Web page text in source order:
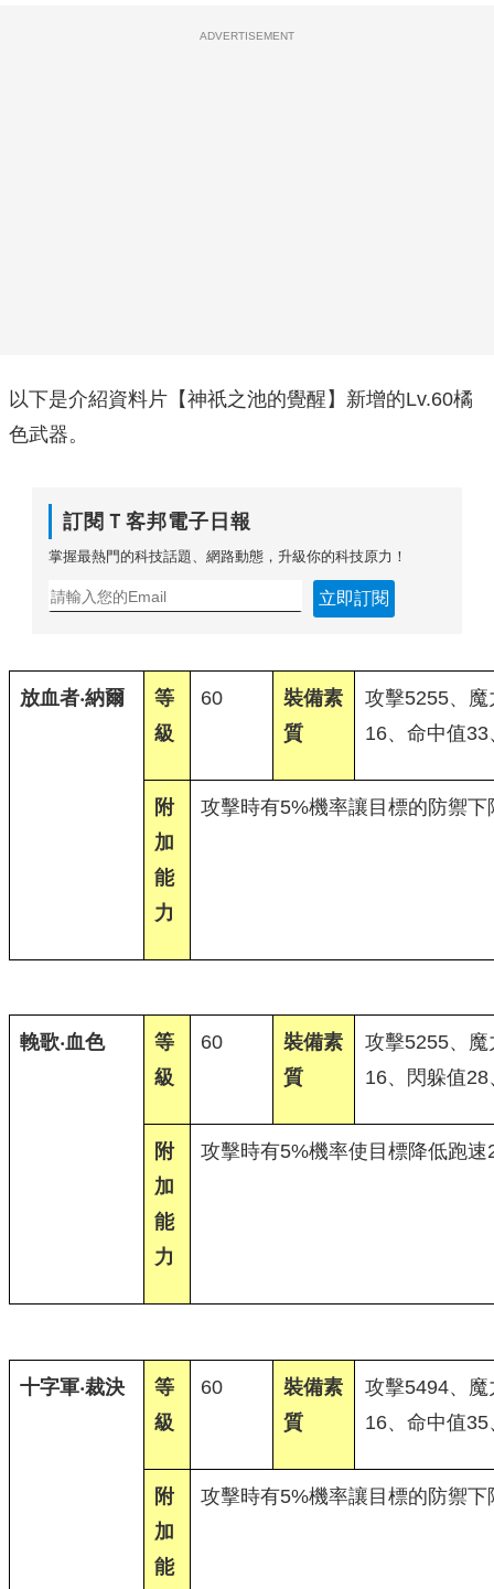
ADVERTISEMENT
以下是介紹資料片【神祇之池的覺醒】新增的Lv.60橘
色武器。
訂閱Ｔ客邦電子日報
掌握最熱門的科技話題、網路動態，升級你的科技原力！
立即訂閱
放血者‧納爾
等
級
60
裝備素
質
攻擊5255、
16、命中值
附
加
能
力
攻擊時有5%機率讓目標的防禦
輓歌‧血色
等
級
60
裝備素
質
攻擊5255、
16、閃躲值
附
加
能
力
攻擊時有5%機率使目標降低跑
十字軍‧裁決
等
級
60
裝備素
質
攻擊5494、
16、命中值
附
加
能
攻擊時有5%機率讓目標的防禦